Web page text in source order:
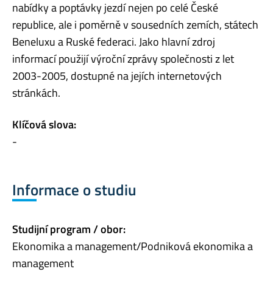
nabídky a poptávky jezdí nejen po celé České
republice, ale i poměrně v sousedních zemích, státech
Beneluxu a Ruské federaci. Jako hlavní zdroj
informací použijí výroční zprávy společnosti z let
2003-2005, dostupné na jejích internetových
stránkách.
Klíčová slova:
-
Informace o studiu
Studijní program / obor:
Ekonomika a management/Podniková ekonomika a
management